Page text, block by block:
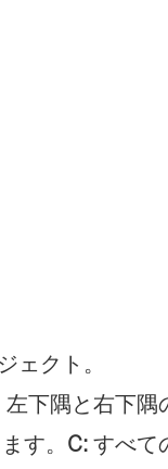
ェクト。
下隅と右下隅
す。 C:すべて